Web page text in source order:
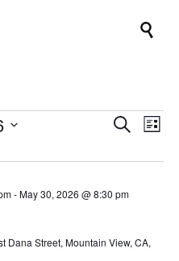

Events
Views
Search
List
-May 30, 2026 @ 8:30 pm
Dana Street, Mountain View, CA,